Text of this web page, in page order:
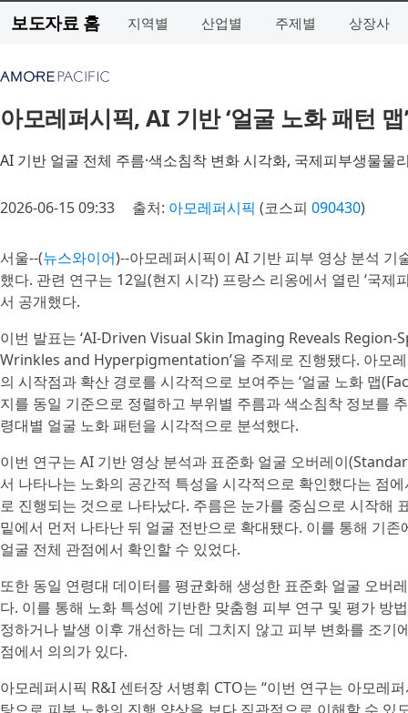
보도자료 홈 지역별 산업별 주제별 상장사
아모레퍼시픽, AI 기반 ‘얼굴 노화 패턴 맵
AI 기반 얼굴 전체 주름·색소침착 변화 시각화, 국제피부생물물
2026-06-15 09:33 출처: 아모레퍼시픽 (코스피 090430)
서울--(뉴스와이어)--아모레퍼시픽이 AI 기반 피부 영상 분석
했다. 관련 연구는 12일(현지 시각) 프랑스 리옹에서 열린 ‘국
서 공개했다.
이번 발표는 ‘AI-Driven Visual Skin Imaging Reveals
Wrinkles and Hyperpigmentation’을 주제로 진행됐다. 아모
의 시작점과 확산 경로를 시각적으로 보여주는 ‘얼굴 노화 맵
지를 동일 기준으로 정렬하고 부위별 주름과 색소침착 정보를
령대별 얼굴 노화 패턴을 시각적으로 분석했다.
이번 연구는 AI 기반 영상 분석과 표준화 얼굴 오버레이
서 나타나는 노화의 공간적 특성을 시각적으로 확인했다는 점
로 진행되는 것으로 나타났다. 주름은 눈가를 중심으로 시작해
밑에서 먼저 나타난 뒤 얼굴 전반으로 확대됐다. 이를 통해 기
얼굴 전체 관점에서 확인할 수 있었다.
또한 동일 연령대 데이터를 평균화해 생성한 표준화 얼굴 오버
다. 이를 통해 노화 특성에 기반한 맞춤형 피부 연구 및 평가 방
정하거나 발생 이후 개선하는 데 그치지 않고 피부 변화를 조
점에서 의의가 있다.
아모레퍼시픽 R&I 센터장 서병휘 CTO는 “이번 연구는 아모레